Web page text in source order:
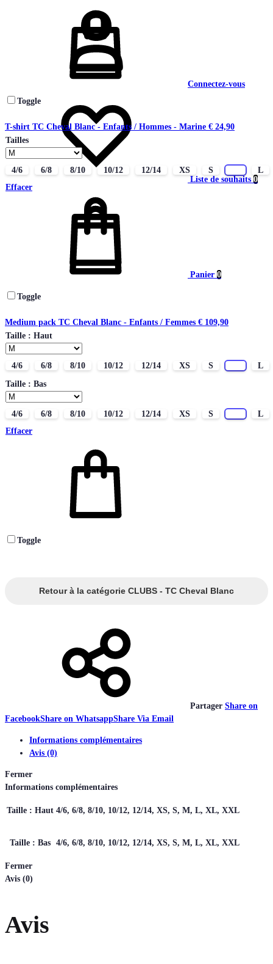
Connectez-vous
Liste de souhaits 0
Panier 0
Toggle
T-shirt TC Cheval Blanc - Enfants / Hommes - Marine € 24,90
Tailles
4/6 6/8 8/10 10/12 12/14 XS S
L
Effacer
Toggle
Medium pack TC Cheval Blanc - Enfants / Femmes € 109,90
Taille : Haut
4/6 6/8 8/10 10/12 12/14 XS S
L
Taille : Bas
4/6 6/8 8/10 10/12 12/14 XS S
L
Effacer
Toggle
Retour à la catégorie CLUBS - TC Cheval Blanc
Partager Share on
FacebookShare on WhatsappShare Via Email
Informations complémentaires
Avis (0)
Fermer
Informations complémentaires
Taille : Haut 4/6, 6/8, 8/10, 10/12, 12/14, XS, S, M, L, XL, XXL
Taille : Bas 4/6, 6/8, 8/10, 10/12, 12/14, XS, S, M, L, XL, XXL
Fermer
Avis (0)
Avis